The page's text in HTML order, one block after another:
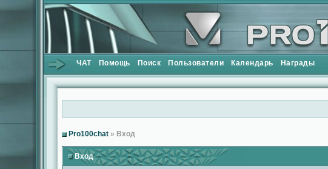
ЧАТ Помощь Поиск Пользователи Календарь Награды
Pro100chat » Вход
Вход